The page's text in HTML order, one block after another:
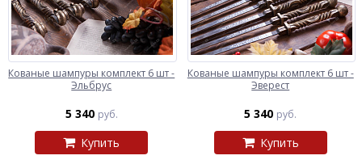
Кованые шампуры комплект 6 шт -
Эльбрус
5 340 руб.
Купить
Кованые шампуры комплект 6 шт -
Эверест
5 340 руб.
Купить